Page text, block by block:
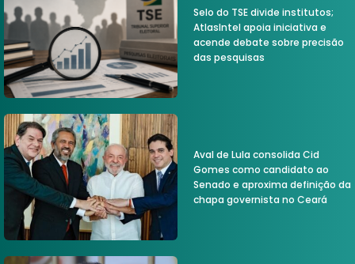
Selo do TSE divide institutos;
AtlasIntel apoia iniciativa e
acende debate sobre precisão
das pesquisas
Aval de Lula consolida Cid
Gomes como candidato ao
Senado e aproxima definição da
chapa governista no Ceará